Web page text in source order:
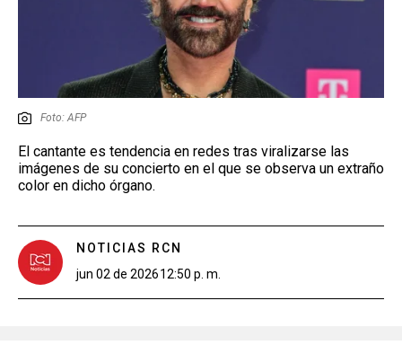
Foto: AFP
El cantante es tendencia en redes tras viralizarse las
imágenes de su concierto en el que se observa un extraño
color en dicho órgano.
NOTICIAS RCN
jun 02 de 202612:50 p. m.